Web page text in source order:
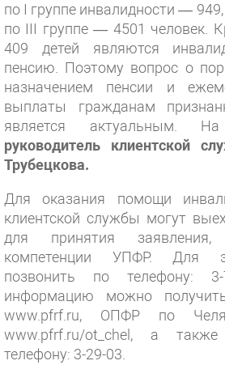
по I группе инвалидности —
по III группе — 4501 человек.
409 детей являются
пенсию. Поэтому вопрос о
назначением пенсии и
выплаты гражданам
является актуальным.
руководитель клиентской
Трубецкова.
Для оказания помощи
клиентской службы могут
для принятия
компетенции УПФР. Для
позвонить по телефону:
информацию можно
www.pfrf.ru, ОПФР по
www.pfrf.ru/ot_chel, а
телефону: 3-29-03.